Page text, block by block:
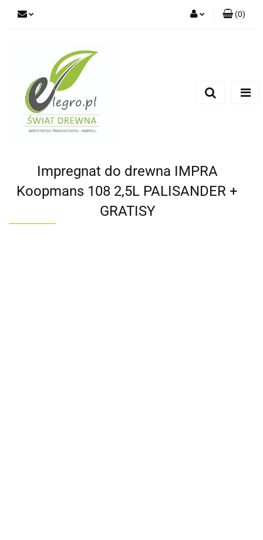
(0)
Impregnat do drewna IMPRA
Koopmans 108 2,5L PALISANDER +
GRATISY